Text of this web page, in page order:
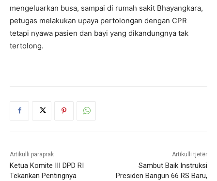
mengeluarkan busa, sampai di rumah sakit Bhayangkara,
petugas melakukan upaya pertolongan dengan CPR
tetapi nyawa pasien dan bayi yang dikandungnya tak
tertolong.
Artikulli paraprak
Ketua Komite III DPD RI
Tekankan Pentingnya
Artikulli tjetër
Sambut Baik Instruksi
Presiden Bangun 66 RS Baru,